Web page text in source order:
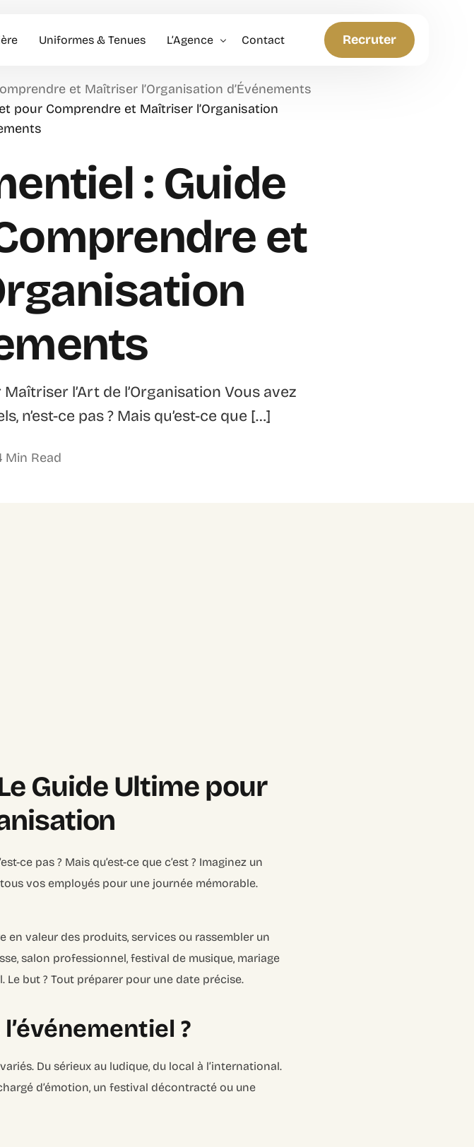
Uniformes & Tenues L’Agence
Politique RH
Contact Recruter
et Maîtriser l’Organisation d’Événements
pour Comprendre et Maîtriser l’Organisation
: Guide
et
l’Art de l’Organisation Vous avez
n’est-ce pas ? Mais qu’est-ce que […]
Min Read
Guide Ultime pour
ce pas ? Mais qu’est-ce que c’est ? Imaginez un
vos employés pour une journée mémorable.
en valeur des produits, services ou rassembler un
salon professionnel, festival de musique, mariage
Le but ? Tout préparer pour une date précise.
?
Du sérieux au ludique, du local à l’international.
d’émotion, un festival décontracté ou une